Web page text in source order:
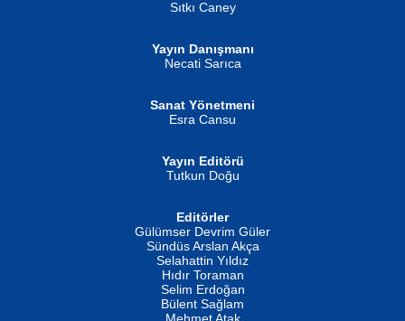
İSMAİL OKUTAN
Erkeklerin Kahrolması Ne Demektir
Evvel Zaman Tanrıçası...
Sıtkı Caney
Yayın Danışmanı
Necati Sarıca
Sanat Yönetmeni
Esra Cansu
Yayın Editörü
Tutkun Doğu
Editörler
Gülümser Devrim Güler
Sündüs Arslan Akça
Selahattin Yıldız
Hıdır Toraman
Selim Erdoğan
Bülent Sağlam